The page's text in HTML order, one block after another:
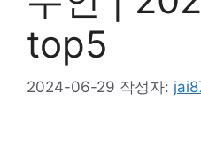
top5
2024-06-29 작성자: